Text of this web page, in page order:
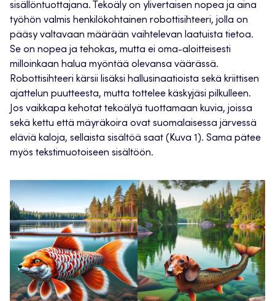
sisällöntuottajana. Tekoäly on ylivertaisen nopea ja aina
työhön valmis henkilökohtainen robottisihteeri, jolla on
pääsy valtavaan määrään vaihtelevan laatuista tietoa.
Se on nopea ja tehokas, mutta ei oma-aloitteisesti
milloinkaan halua myöntää olevansa väärässä.
Robottisihteeri kärsii lisäksi hallusinaatioista sekä kriittisen
ajattelun puutteesta, mutta tottelee käskyjäsi pilkulleen.
Jos vaikkapa kehotat tekoälyä tuottamaan kuvia, joissa
sekä kettu että mäyräkoira ovat suomalaisessa järvessä
eläviä kaloja, sellaista sisältöä saat (Kuva 1). Sama pätee
myös tekstimuotoiseen sisältöön.